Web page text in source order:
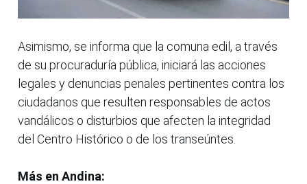
Asimismo, se informa que la comuna edil, a través
de su procuraduría pública, iniciará las acciones
legales y denuncias penales pertinentes contra los
ciudadanos que resulten responsables de actos
vandálicos o disturbios que afecten la integridad
del Centro Histórico o de los transeúntes.
Más en Andina: